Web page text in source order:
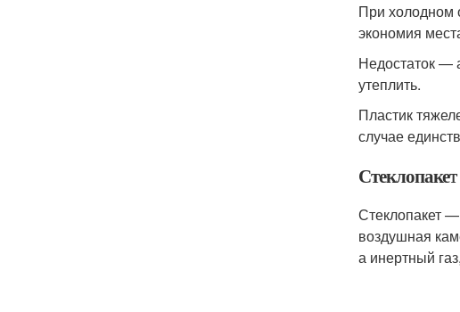
При холодном
экономия
Недостаток —
утеплить.
Пластик
случае
Стеклопакет
воздушная
а инертный